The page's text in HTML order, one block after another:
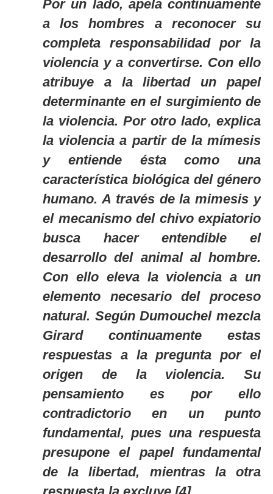
Por un lado, apela continuamente
a los hombres a reconocer su
completa responsabilidad por la
violencia y a convertirse. Con ello
atribuye a la libertad un papel
determinante en el surgimiento de
la violencia. Por otro lado, explica
la violencia a partir de la mímesis
y entiende ésta como una
característica biológica del género
humano. A través de la mimesis y
el mecanismo del chivo expiatorio
busca hacer entendible el
desarrollo del animal al hombre.
Con ello eleva la violencia a un
elemento necesario del proceso
natural. Según Dumouchel mezcla
Girard continuamente estas
respuestas a la pregunta por el
origen de la violencia. Su
pensamiento es por ello
contradictorio en un punto
fundamental, pues una respuesta
presupone el papel fundamental
de la libertad, mientras la otra